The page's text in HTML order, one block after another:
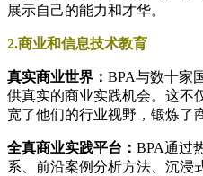
展示自己的能力和才华。
2.商业和信息技术教育
真实商业世界： BPA与数十家
供真实的商业实践机会。这不
宽了他们的行业视野，锻炼了
全真商业实践平台： BPA通过
系、前沿案例分析方法、沉浸